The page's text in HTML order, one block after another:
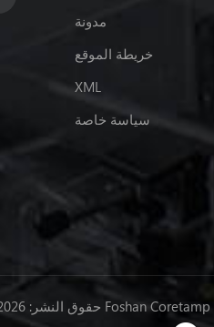
مدونة
خريطة الموقع
XML
سياسة خاصة